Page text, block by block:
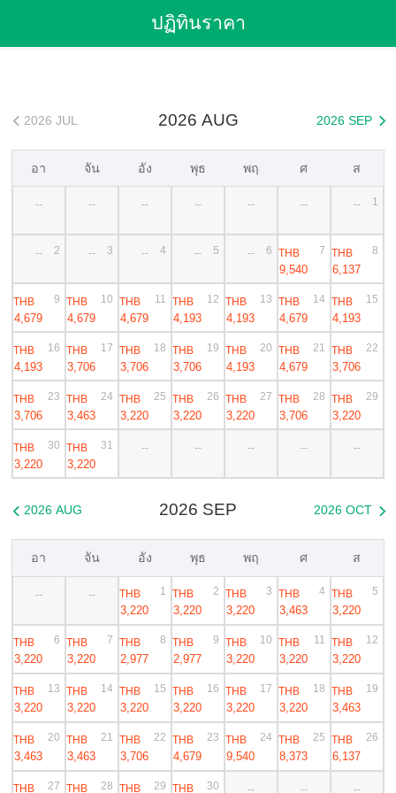
เซี่ยงไฮ้ to กรุงเทพ Cheap Flightsปฏิทินราคา
2026 AUG
 2026 JUL 2026 SEP 
อา จัน อัง พุธ พฤ ศ ส
-- -- -- -- -- -- -- 1
-- 2 -- 3 -- 4 -- 5 -- 6 THB
9,540
7 THB
6,137
8
THB
4,679
9 THB
4,679
10 THB
4,679
11 THB
4,193
12 THB
4,193
13 THB
4,679
14 THB
4,193
15
THB
4,193
16 THB
3,706
17 THB
3,706
18 THB
3,706
19 THB
4,193
20 THB
4,679
21 THB
3,706
22
THB
3,706
23 THB
3,463
24 THB
3,220
25 THB
3,220
26 THB
3,220
27 THB
3,706
28 THB
3,220
29
THB
3,220
30 THB
3,220
31 -- -- -- -- --
2026 SEP
 2026 AUG 2026 OCT 
อา จัน อัง พุธ พฤ ศ ส
-- -- THB
3,220
1 THB
3,220
2 THB
3,220
3 THB
3,463
4 THB
3,220
5
THB
3,220
6 THB
3,220
7 THB
2,977
8 THB
2,977
9 THB
3,220
10 THB
3,220
11 THB
3,220
12
THB
3,220
13 THB
3,220
14 THB
3,220
15 THB
3,220
16 THB
3,220
17 THB
3,220
18 THB
3,463
19
THB
3,463
20 THB
3,463
21 THB
3,706
22 THB
4,679
23 THB
9,540
24 THB
8,373
25 THB
6,137
26
THB 27 THB 28 THB 29 THB 30 -- -- --